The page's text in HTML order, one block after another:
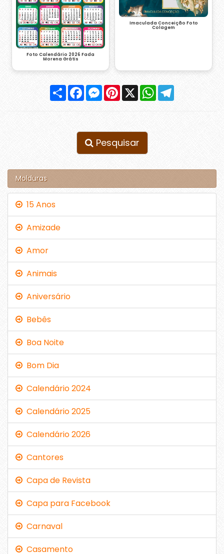
Foto Calendário 2026 Fada
Morena Grátis
Imaculada Conceição Foto
Colagem
Compartilhar
FacebookMessenger
Pinterest
X WhatsApp
Pesquisar
Molduras
15 Anos
Amizade
Amor
Animais
Aniversário
Bebês
Boa Noite
Bom Dia
Calendário 2024
Calendário 2025
Calendário 2026
Cantores
Capa de Revista
Capa para Facebook
Carnaval
Casamento